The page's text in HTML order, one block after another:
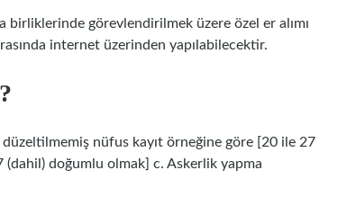
birliklerinde görevlendirilmek üzere özel er alımı
internet üzerinden yapılabilecektir.
düzeltilmemiş nüfus kayıt örneğine göre [20 ile 27
(dahil) doğumlu olmak] c. Askerlik yapma